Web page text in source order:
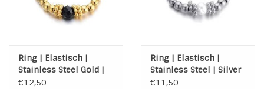
Ring | Elastisch |
Stainless Steel Gold |
Agaat
€12,50
Ring | Elastisch |
Stainless Steel | Silver
| Zoetwaterparel
€11,50